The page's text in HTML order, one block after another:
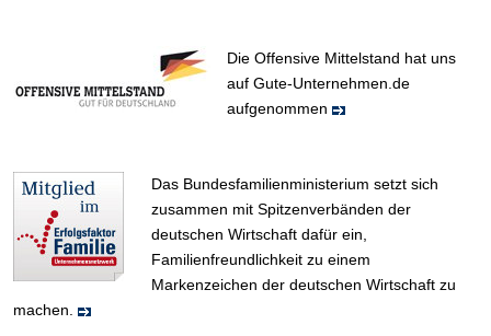
Die Offensive Mittelstand hat uns
auf Gute-Unternehmen.de
aufgenommen
Das Bundesfamilienministerium setzt sich
zusammen mit Spitzenverbänden der
deutschen Wirtschaft dafür ein,
Familienfreundlichkeit zu einem
Markenzeichen der deutschen Wirtschaft zu
machen.